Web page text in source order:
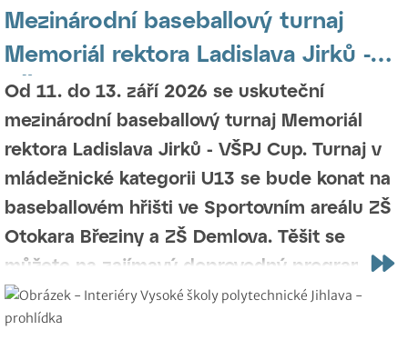
Mezinárodní baseballový turnaj
Memoriál rektora Ladislava Jirků -
VŠPJ Cup
Od 11. do 13. září 2026 se uskuteční
mezinárodní baseballový turnaj Memoriál
rektora Ladislava Jirků - VŠPJ Cup. Turnaj v
mládežnické kategorii U13 se bude konat na
baseballovém hřišti ve Sportovním areálu ZŠ
Otokara Březiny a ZŠ Demlova. Těšit se
můžete na zajímavý doprovodný program
plný aktivit spojených s baseballem jako je
člunkový běh, hod na přesnost či chytání